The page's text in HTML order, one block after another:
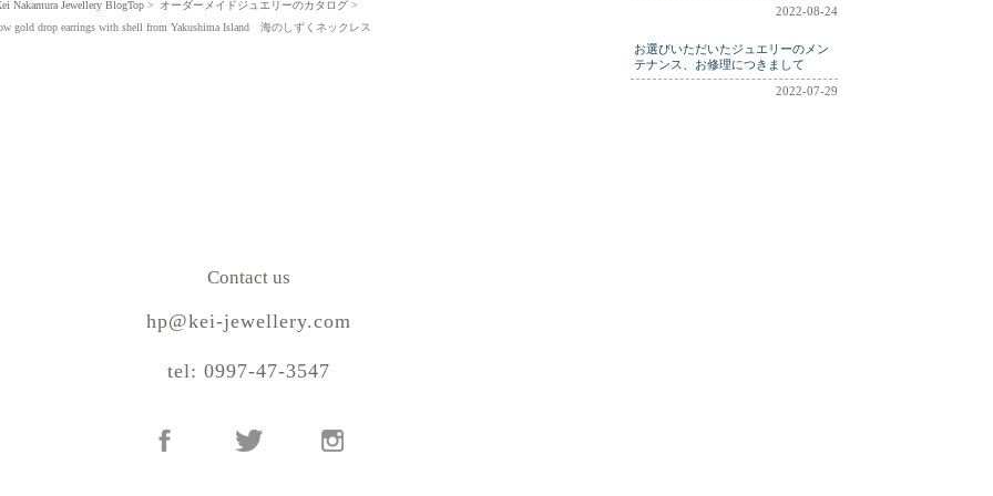
Nakamura Jewellery BlogTop
オーダーメイドジュエリーのカタログ
gold drop earrings with shell from Yakushima Island 海のしずくネックレス
2022-08-24
お選びいただいたジュエリーのメン
テナンス、お修理につきまして
2022-07-29
Contact us
hp@kei-jewellery.com
tel: 0997-47-3547